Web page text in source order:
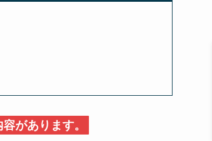
があります。